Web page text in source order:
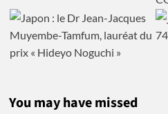
You may have missed